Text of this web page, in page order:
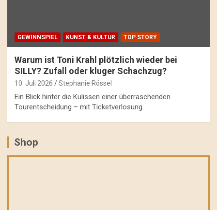
GEWINNSPIEL KUNST & KULTUR TOP STORY
Warum ist Toni Krahl plötzlich wieder bei
SILLY? Zufall oder kluger Schachzug?
10. Juli 2026 Stephanie Rössel
Ein Blick hinter die Kulissen einer überraschenden
Tourentscheidung – mit Ticketverlosung.
Shop